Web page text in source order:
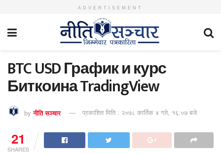
ADVERTISEMENT
BTC USD График и курс
Биткоина TradingView
by नीति सञ्चार प्रकाशित मिति : २०७८ कार्तिक ४ गते, १६:०७ बजे
21
SHARES